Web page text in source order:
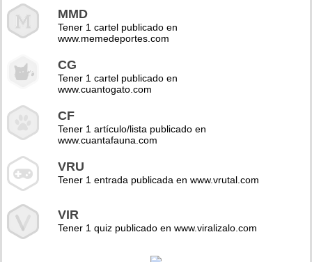
MMD
Tener 1 cartel publicado en
www.memedeportes.com
CG
Tener 1 cartel publicado en
www.cuantogato.com
CF
Tener 1 artículo/lista publicado en
www.cuantafauna.com
VRU
Tener 1 entrada publicada en www.vrutal.com
VIR
Tener 1 quiz publicado en www.viralizalo.com